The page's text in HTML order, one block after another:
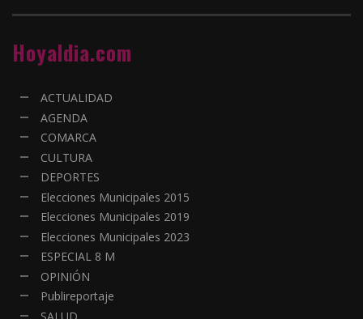
Hoyaldia.com
ACTUALIDAD
AGENDA
COMARCA
CULTURA
DEPORTES
Elecciones Municipales 2015
Elecciones Municipales 2019
Elecciones Municipales 2023
ESPECIAL 8 M
OPINIÓN
Publireportaje